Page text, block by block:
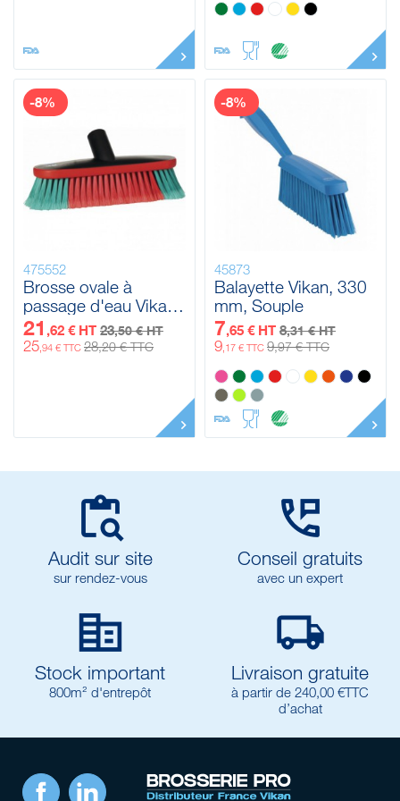
475552
Brosse ovale à
passage d'eau Vikan,
270 mm,
Souple/fleuré
21 ,62 € HT 23,50 € HT
25,94 € TTC 28,20 € TTC
-8%
45873
Balayette Vikan, 330
mm, Souple
7,65 € HT 8,31 € HT
9,17 € TTC 9,97 € TTC
-8%

Audit sur site
sur rendez-vous

Conseil gratuits
avec un expert

Stock important
800m² d'entrepôt

Livraison gratuite
à partir de 240,00 €TTC
d’achat
Facebook LinkedIn